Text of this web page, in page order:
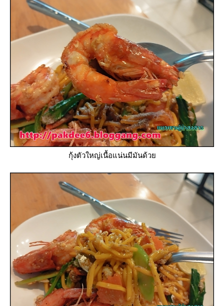
กุ้งตัวใหญ่เนื้อแน่นมีมันด้ว